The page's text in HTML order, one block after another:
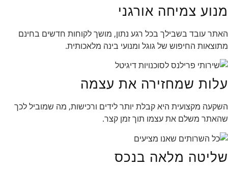
מנוע צמיחה אורגני
האתר עובד בשבילך בכל רגע נתון, מושך לקוחות חדשים בחינם
מתוצאות החיפוש של גוגל ומנועי בינה מלאכותית.
עלות שמחזירה את עצמה
השקעה מקצועית היא קבלת יותר לידים ורכישות, מה שמוביל לכך
שהאתר משלם את עצמו תוך זמן קצר.
שליטה מלאה בנכס